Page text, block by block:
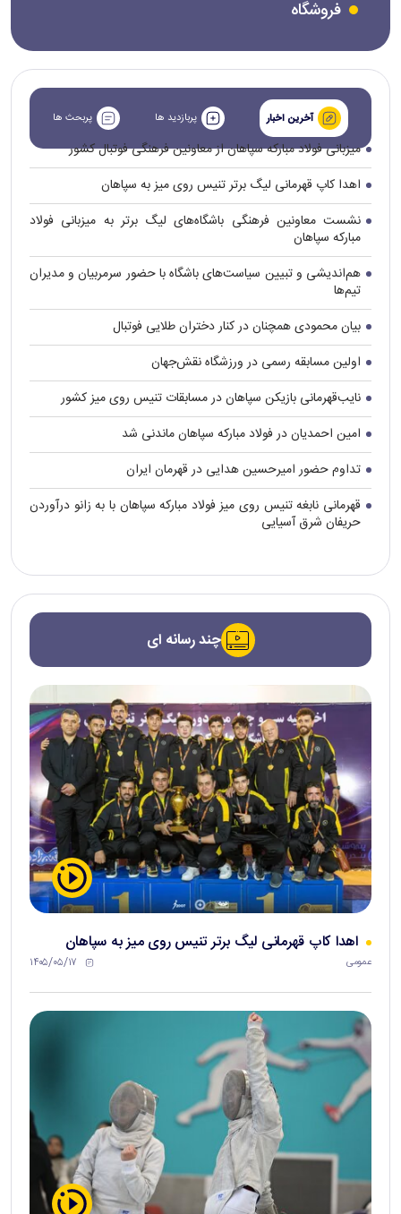
فروشگاه
آخرین اخبار پربازدید ها پربحث ها
میزبانی فولاد مبارکه سپاهان از معاونین فرهنگی فوتبال کشور
اهدا کاپ قهرمانی لیگ برتر تنیس روی میز به سپاهان
نشست معاونین فرهنگی باشگاه‌های لیگ برتر به میزبانی فولاد
مبارکه سپاهان
هم‌اندیشی و تبیین سیاست‌های باشگاه با حضور سرمربیان و مدیران
تیم‌ها
بیان محمودی همچنان در کنار دختران طلایی فوتبال
اولین مسابقه رسمی در ورزشگاه نقش‌جهان
نایب‌قهرمانی بازیکن سپاهان در مسابقات تنیس روی میز کشور
امین احمدیان در فولاد مبارکه سپاهان ماندنی شد
تداوم حضور امیرحسین هدایی در قهرمان ایران
قهرمانی نابغه تنیس روی میز فولاد مبارکه سپاهان با به زانو درآوردن
حریفان شرق آسیایی
چند رسانه ای
اهدا کاپ قهرمانی لیگ برتر تنیس روی میز به سپاهان
عمومی ۱۴۰۵/۰۵/۱۷